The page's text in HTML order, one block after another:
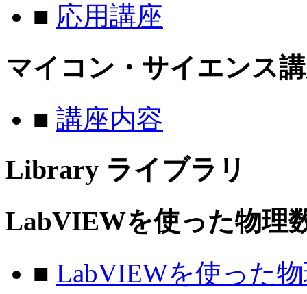
■ 応用講座
マイコン・サイエンス
■ 講座内容
Library ライブラリ
LabVIEWを使った物理
■ LabVIEWを使った